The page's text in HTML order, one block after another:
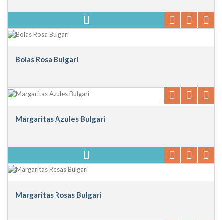
Bolas Rosa Bulgari
Margaritas Azules Bulgari
Margaritas Rosas Bulgari